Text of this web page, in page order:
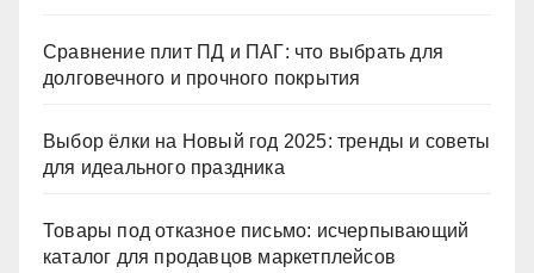
Сравнение плит ПД и ПАГ: что выбрать для
долговечного и прочного покрытия
Выбор ёлки на Новый год 2025: тренды и советы
для идеального праздника
Товары под отказное письмо: исчерпывающий
каталог для продавцов маркетплейсов